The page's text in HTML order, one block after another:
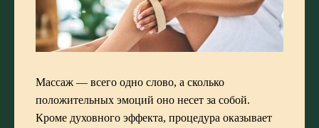
Массаж — всего одно слово, а сколько
положительных эмоций оно несет за собой.
Кроме духовного эффекта, процедура оказывает